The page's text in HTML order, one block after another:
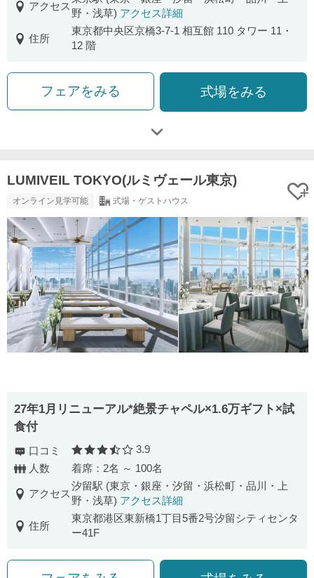
アクセス
野・浅草) アクセス詳細
住所
東京都中央区京橋3-7-1 相互館 110 タワー 11・
12 階
フェアをみる 式場をみる
LUMIVEIL TOKYO(ルミヴェール東京)
オンライン見学可能 式場・ゲストハウス
27年1月リニューアル*絶景チャペル×1.6万ギフト×試
食付
口コミ 口コミ評価
3.9
人数
着席：2名 ～ 100名
アクセス
汐留駅 (東京・銀座・汐留・浜松町・品川・上
野・浅草) アクセス詳細
住所
東京都港区東新橋1丁目5番2号汐留シティセンタ
ー41F